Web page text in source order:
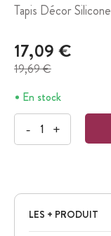
Tapis Décor Silicone
17,09 €
19,69 €
En stock
- +
LES + PRODUIT